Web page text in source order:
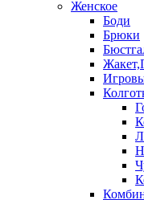
Женское
Боди
Брюки